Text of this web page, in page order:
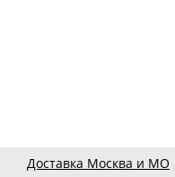
Доставка Москва и МО